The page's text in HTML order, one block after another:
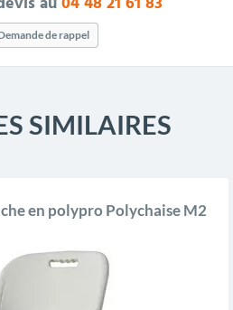
de rappel
SIMILAIRES
en polypro Polychaise M2